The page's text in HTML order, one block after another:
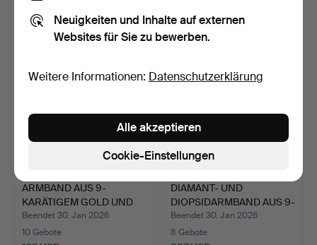
ARMBAND AUS 9-
KARÄTIGEM GOLD UND
SCHWARZEN…
Beendet 30. Jan 2026
10 Gebote
DIAMANT- UND
DIOPSIDARMBAND AUS 9-
KARÄTIGE…
Beendet 30. Jan 2026
8 Gebote
Neuigkeiten und Inhalte auf externen
Websites für Sie zu bewerben.
Weitere Informationen: Datenschutzerklärung
Cookie-Einstellungen
Alle akzeptieren